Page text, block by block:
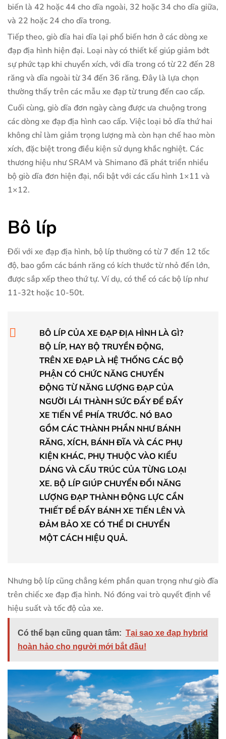
biến là 42 hoặc 44 cho dĩa ngoài, 32 hoặc 34 cho dĩa giữa,
và 22 hoặc 24 cho dĩa trong.
Tiếp theo, giò dĩa hai dĩa lại phổ biến hơn ở các dòng xe
đạp địa hình hiện đại. Loại này có thiết kế giúp giảm bớt
sự phức tạp khi chuyển xích, với dĩa trong có từ 22 đến 28
răng và dĩa ngoài từ 34 đến 36 răng. Đây là lựa chọn
thường thấy trên các mẫu xe đạp từ trung đến cao cấp.
Cuối cùng, giò dĩa đơn ngày càng được ưa chuộng trong
các dòng xe đạp địa hình cao cấp. Việc loại bỏ dĩa thứ hai
không chỉ làm giảm trọng lượng mà còn hạn chế hao mòn
xích, đặc biệt trong điều kiện sử dụng khắc nghiệt. Các
thương hiệu như SRAM và Shimano đã phát triển nhiều
bộ giò dĩa đơn hiện đại, nổi bật với các cấu hình 1×11 và
1×12.
Bô líp
Đối với xe đạp địa hình, bộ líp thường có từ 7 đến 12 tốc
độ, bao gồm các bánh răng có kích thước từ nhỏ đến lớn,
được sắp xếp theo thứ tự. Ví dụ, có thể có các bộ líp như
11-32t hoặc 10-50t.
BÔ LÍP CỦA XE ĐẠP ĐỊA HÌNH LÀ GÌ?
BỘ LÍP, HAY BỘ TRUYỀN ĐỘNG,
TRÊN XE ĐẠP LÀ HỆ THỐNG CÁC BỘ
PHẬN CÓ CHỨC NĂNG CHUYỂN
ĐỘNG TỪ NĂNG LƯỢNG ĐẠP CỦA
NGƯỜI LÁI THÀNH SỨC ĐẨY ĐỂ ĐẨY
XE TIẾN VỀ PHÍA TRƯỚC. NÓ BAO
GỒM CÁC THÀNH PHẦN NHƯ BÁNH
RĂNG, XÍCH, BÁNH ĐĨA VÀ CÁC PHỤ
KIỆN KHÁC, PHỤ THUỘC VÀO KIỂU
DÁNG VÀ CẤU TRÚC CỦA TỪNG LOẠI
XE. BỘ LÍP GIÚP CHUYỂN ĐỔI NĂNG
LƯỢNG ĐẠP THÀNH ĐỘNG LỰC CẦN
THIẾT ĐỂ ĐẨY BÁNH XE TIẾN LÊN VÀ
ĐẢM BẢO XE CÓ THỂ DI CHUYỂN
MỘT CÁCH HIỆU QUẢ.
Nhưng bộ líp cũng chẳng kém phần quan trọng như giò đĩa
trên chiếc xe đạp địa hình. Nó đóng vai trò quyết định về
hiệu suất và tốc độ của xe.
Có thể bạn cũng quan tâm: Tại sao xe đạp hybrid
hoàn hảo cho người mới bắt đầu!